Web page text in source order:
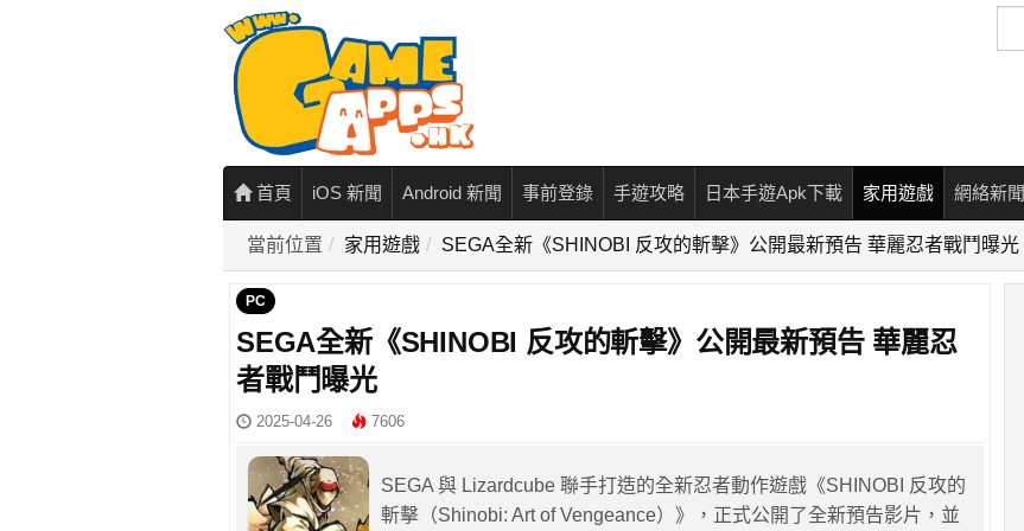
尋
首頁 iOS 新聞 Android 新聞 事前登錄 手遊攻略 日本手遊Apk下載 家用遊戲 網絡新聞
當前位置 家用遊戲 SEGA全新《SHINOBI 反攻的斬擊》公開最新預告 華麗忍者戰鬥曝光
PC
SEGA全新《SHINOBI 反攻的斬擊》公開最新預告 華麗忍
者戰鬥曝光
2025-04-26 7606
SEGA 與 Lizardcube 聯手打造的全新忍者動作遊戲《SHINOBI 反攻的
斬擊（Shinobi: Art of Vengeance）》，正式公開了全新預告影片，並